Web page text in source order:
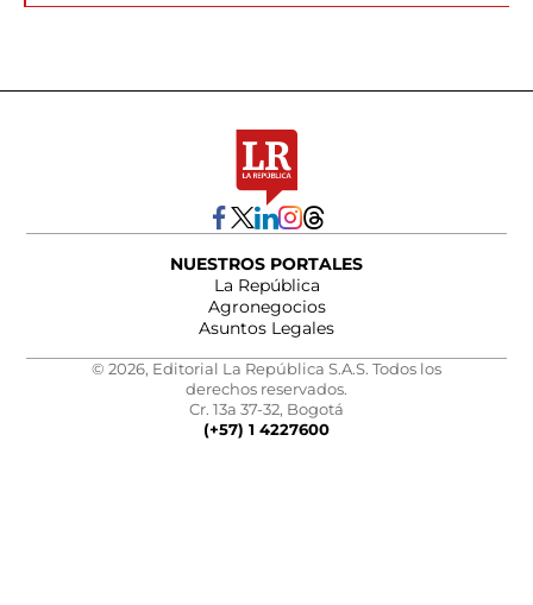
NUESTROS PORTALES
La República
Agronegocios
Asuntos Legales
© 2026, Editorial La República S.A.S. Todos los
derechos reservados.
Cr. 13a 37-32, Bogotá
(+57) 1 4227600